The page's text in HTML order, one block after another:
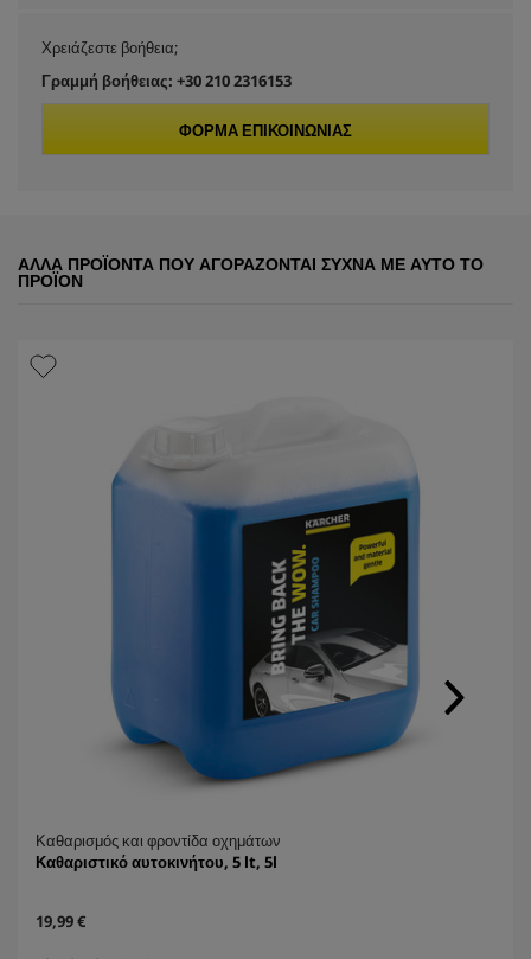
u
c
r
c
Χρειάζεστε βοήθεια;
Γραμμή βοήθειας: +30 210 2316153
ΦΌΡΜΑ ΕΠΙΚΟΙΝΩΝΊΑΣ
ΆΛΛΑ ΠΡΟΪΌΝΤΑ ΠΟΥ ΑΓΟΡΆΖΟΝΤΑΙ ΣΥΧΝΆ ΜΕ ΑΥΤΌ ΤΟ
ΠΡΟΪΌΝ
Καθαρισμός και φροντίδα οχημάτων
Καθαριστικό αυτοκινήτου, 5 lt, 5l
C
19,99 €